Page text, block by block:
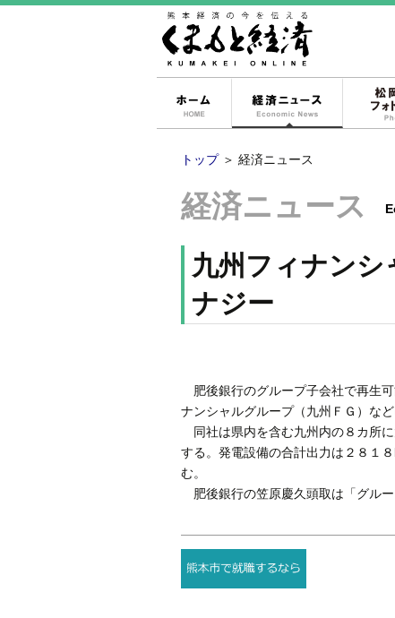
経済ニュ
トップ ＞ 経済ニュース
経済ニュース
九州フィナンシ
ナジー
肥後銀行のグループ子会社で再生
ナンシャルグループ（九州ＦＧ）な
同社は県内を含む九州内の８カ所
する。発電設備の合計出力は２８１
む。
肥後銀行の笠原慶久頭取は「グル